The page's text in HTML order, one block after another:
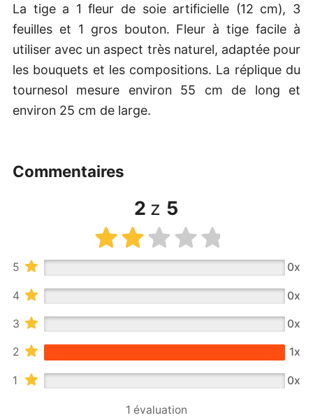
La tige a 1 fleur de soie artificielle (12 cm), 3
feuilles et 1 gros bouton. Fleur à tige facile à
utiliser avec un aspect très naturel, adaptée pour
les bouquets et les compositions. La réplique du
tournesol mesure environ 55 cm de long et
environ 25 cm de large.
commentaires
2 z 5
5 0x
4 0x
3 0x
2 1x
1 0x
1 évaluation